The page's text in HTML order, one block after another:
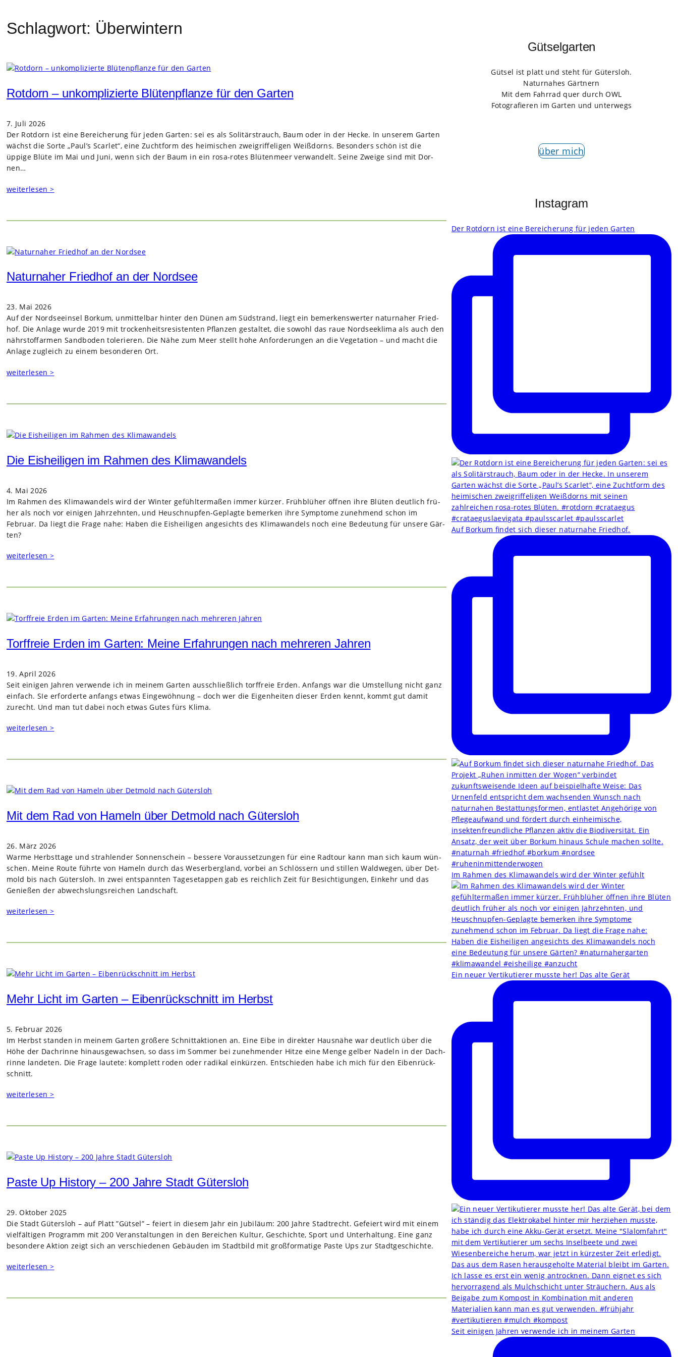
Schlagwort: Überwintern
Rotdorn – unkomplizierte Blütenpflanze für den Garten
7. Juli 2026
Der Rot­dorn ist eine Berei­che­rung für jeden Gar­ten: sei es als Soli­tär­strauch, Baum oder in der Hecke. In unse­rem Gar­ten
wächst die Sorte „Paul’s Scar­let“, eine Zucht­form des hei­mi­schen zwei­grif­fe­li­gen Weiß­dorns. Beson­ders schön ist die
üppige Blüte im Mai und Juni, wenn sich der Baum in ein rosa-rotes Blü­ten­meer ver­wan­delt. Seine Zweige sind mit Dor­
nen…
weiterlesen >
Naturnaher Friedhof an der Nordsee
23. Mai 2026
Auf der Nord­see­insel Bor­kum, unmit­tel­bar hin­ter den Dünen am Süd­strand, liegt ein bemer­kens­wer­ter natur­na­her Fried­
hof. Die Anlage wurde 2019 mit tro­cken­heits­re­sis­ten­ten Pflan­zen gestal­tet, die sowohl das raue Nord­see­klima als auch den
nähr­stoff­ar­men Sand­bo­den tole­rie­ren. Die Nähe zum Meer stellt hohe Anfor­de­run­gen an die Vege­ta­tion – und macht die
Anlage zugleich zu einem beson­de­ren Ort.
weiterlesen >
Die Eisheiligen im Rahmen des Klimawandels
4. Mai 2026
Im Rah­men des Kli­ma­wan­dels wird der Win­ter gefühl­ter­ma­ßen immer kür­zer. Früh­blü­her öff­nen ihre Blü­ten deut­lich frü­
her als noch vor eini­gen Jahr­zehn­ten, und Heu­schnup­fen-Geplagte bemer­ken ihre Sym­ptome zuneh­mend schon im
Februar. Da liegt die Frage nahe: Haben die Eis­hei­li­gen ange­sichts des Kli­ma­wan­dels noch eine Bedeu­tung für unsere Gär­
ten?
weiterlesen >
Torffreie Erden im Garten: Meine Erfahrungen nach mehreren Jahren
19. April 2026
Seit eini­gen Jah­ren ver­wende ich in mei­nem Gar­ten aus­schließ­lich torf­freie Erden. Anfangs war die Umstel­lung nicht ganz
ein­fach. SIe erfor­derte anfangs etwas Ein­ge­wöh­nung – doch wer die Eigen­hei­ten die­ser Erden kennt, kommt gut damit
zurecht. Und man tut dabei noch etwas Gutes fürs Klima.
weiterlesen >
Mit dem Rad von Hameln über Detmold nach Gütersloh
26. März 2026
Warme Herbst­tage und strah­len­der Son­nen­schein – bes­sere Vor­aus­set­zun­gen für eine Rad­tour kann man sich kaum wün­
schen. Meine Route führte von Hameln durch das Weser­berg­land, vor­bei an Schlös­sern und stil­len Wald­we­gen, über Det­
mold bis nach Güters­loh. In zwei ent­spann­ten Tages­etap­pen gab es reich­lich Zeit für Besich­ti­gun­gen, Ein­kehr und das
Genie­ßen der abwechs­lungs­rei­chen Land­schaft.
weiterlesen >
Mehr Licht im Garten – Eibenrückschnitt im Herbst
5. Februar 2026
Im Herbst stan­den in mei­nem Gar­ten grö­ßere Schnitt­ak­tio­nen an. Eine Eibe in direk­ter Haus­nähe war deut­lich über die
Höhe der Dach­rinne hin­aus­ge­wach­sen, so dass im Som­mer bei zuneh­men­der Hitze eine Menge gel­ber Nadeln in der Dach­
rinne lan­de­ten. Die Frage lau­tete: kom­plett roden oder radi­kal ein­kür­zen. Ent­schie­den habe ich mich für den Eiben­rück­
schnitt.
weiterlesen >
Paste Up History – 200 Jahre Stadt Gütersloh
29. Oktober 2025
Die Stadt Güters­loh – auf Platt ”Gütsel” – fei­ert in die­sem Jahr ein Jubi­läum: 200 Jahre Stadt­recht. Gefei­ert wird mit einem
viel­fäl­ti­gen Pro­gramm mit 200 Ver­an­stal­tun­gen in den Berei­chen Kul­tur, Geschichte, Sport und Unter­hal­tung. Eine ganz
beson­dere Aktion zeigt sich an ver­schie­de­nen Gebäu­den im Stadt­bild mit groß­for­ma­tige Paste Ups zur Stadt­ge­schichte.
weiterlesen >
Gütselgarten
Gütsel ist platt und steht für Gütersloh.
Naturnahes Gärtnern
Mit dem Fahrrad quer durch OWL
Fotografieren im Garten und unterwegs
über mich
Instagram
Der Rotdorn ist eine Bereicherung für jeden Garten
Auf Borkum findet sich dieser naturnahe Friedhof.
Im Rahmen des Klimawandels wird der Winter gefühlt
Ein neuer Vertikutierer musste her! Das alte Gerät
Seit einigen Jahren verwende ich in meinem Garten